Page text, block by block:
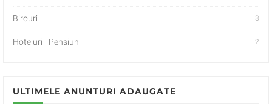
Birouri 8
Hoteluri - Pensiuni 2
ULTIMELE ANUNTURI ADAUGATE